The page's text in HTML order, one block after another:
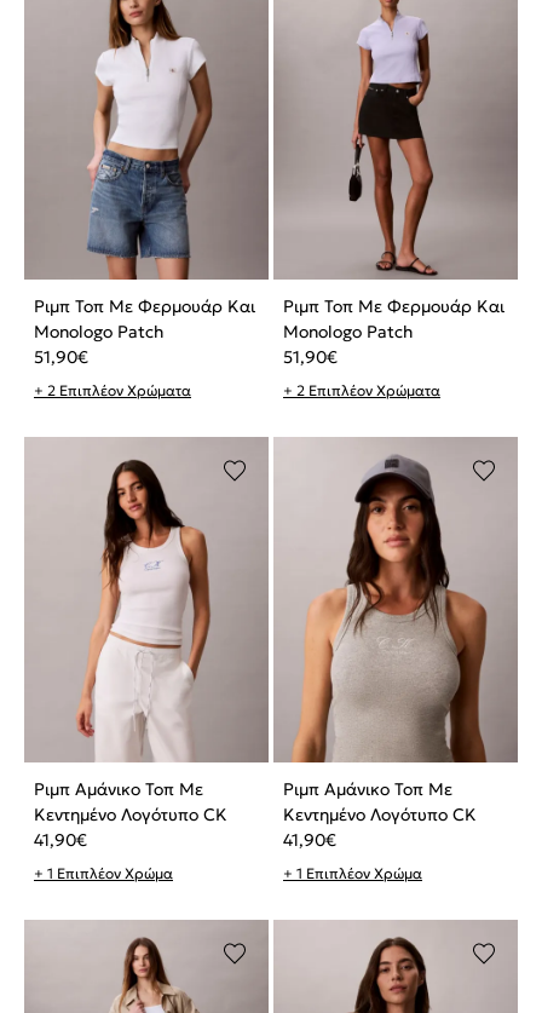
Ριμπ Τοπ Με Φερμουάρ Και
Monologo Patch
51,90€
+ 2 Επιπλέον Χρώματα
Ριμπ Τοπ Με Φερμουάρ Και
Monologo Patch
51,90€
+ 2 Επιπλέον Χρώματα
Ριμπ Αμάνικο Τοπ Με
Κεντημένο Λογότυπο CK
41,90€
+ 1 Επιπλέον Χρώμα
Ριμπ Αμάνικο Τοπ Με
Κεντημένο Λογότυπο CK
41,90€
+ 1 Επιπλέον Χρώμα